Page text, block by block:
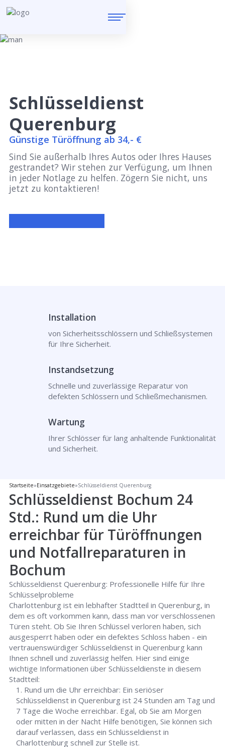
Schlüsseldienst
Querenburg
Günstige Türöffnung ab 34,- €
Sind Sie außerhalb Ihres Autos oder Ihres Hauses
gestrandet? Wir stehen zur Verfügung, um Ihnen
in jeder Notlage zu helfen. Zögern Sie nicht, uns
jetzt zu kontaktieren!
Installation
von Sicherheitsschlössern und Schließsystemen
für Ihre Sicherheit.
Instandsetzung
Schnelle und zuverlässige Reparatur von
defekten Schlössern und Schließmechanismen.
Wartung
Ihrer Schlösser für lang anhaltende Funktionalität
und Sicherheit.
Startseite»Einsatzgebiete»Schlüsseldienst Querenburg
Schlüsseldienst Bochum 24
Std.: Rund um die Uhr
erreichbar für Türöffnungen
und Notfallreparaturen in
Bochum
Schlüsseldienst Querenburg: Professionelle Hilfe für Ihre
Schlüsselprobleme
Charlottenburg ist ein lebhafter Stadtteil in Querenburg, in
dem es oft vorkommen kann, dass man vor verschlossenen
Türen steht. Ob Sie Ihren Schlüssel verloren haben, sich
ausgesperrt haben oder ein defektes Schloss haben - ein
vertrauenswürdiger Schlüsseldienst in Querenburg kann
Ihnen schnell und zuverlässig helfen. Hier sind einige
wichtige Informationen über Schlüsseldienste in diesem
Stadtteil:
Rund um die Uhr erreichbar: Ein seriöser
Schlüsseldienst in Querenburg ist 24 Stunden am Tag und
7 Tage die Woche erreichbar. Egal, ob Sie am Morgen
oder mitten in der Nacht Hilfe benötigen, Sie können sich
darauf verlassen, dass ein Schlüsseldienst in
Charlottenburg schnell zur Stelle ist.